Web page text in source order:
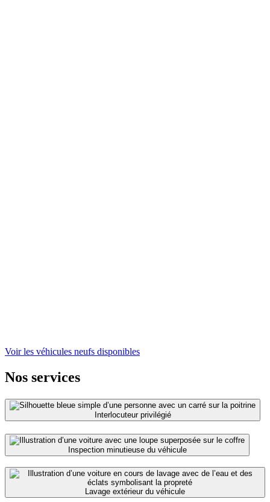
Voir les véhicules neufs disponibles
Nos services
Interlocuteur privilégié
Inspection minutieuse du véhicule
Lavage extérieur du véhicule